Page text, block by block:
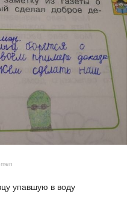
упавшую в воду